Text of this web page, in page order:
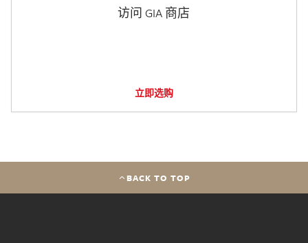
访问 GIA 商店
立即选购
BACK TO TOP